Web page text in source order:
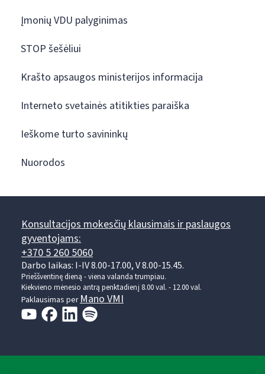
Įmonių VDU palyginimas
STOP šešėliui
Krašto apsaugos ministerijos informacija
Interneto svetainės atitikties paraiška
Ieškome turto savininkų
Nuorodos
Konsultacijos mokesčių klausimais ir paslaugos
gyventojams:
+370 5 260 5060
Darbo laikas: I-IV 8.00-17.00, V 8.00-15.45.
Prieššventinę dieną - viena valanda trumpiau.
Kiekvieno mėnesio antrą penktadienį 8.00 val. - 12.00 val.
Paklausimas per Mano VMI